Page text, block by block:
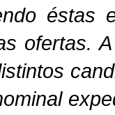
éstas
ofertas.